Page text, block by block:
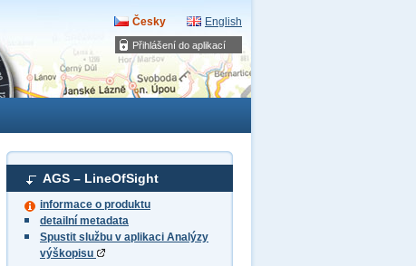
Přihlášení do aplikací
Česky English
AGS – LineOfSight
informace o produktu
detailní metadata
Spustit službu v aplikaci Analýzy
výškopisu